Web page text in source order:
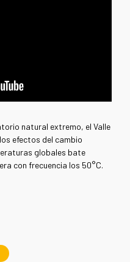
natural extremo, el Valle
efectos del cambio
globales bate
con frecuencia los 50°C.